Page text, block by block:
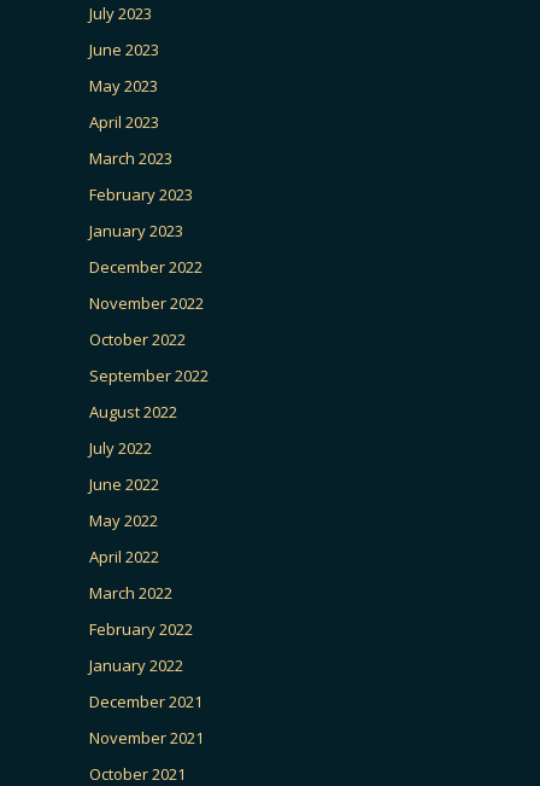
July 2023
June 2023
May 2023
April 2023
March 2023
February 2023
January 2023
December 2022
November 2022
October 2022
September 2022
August 2022
July 2022
June 2022
May 2022
April 2022
March 2022
February 2022
January 2022
December 2021
November 2021
October 2021